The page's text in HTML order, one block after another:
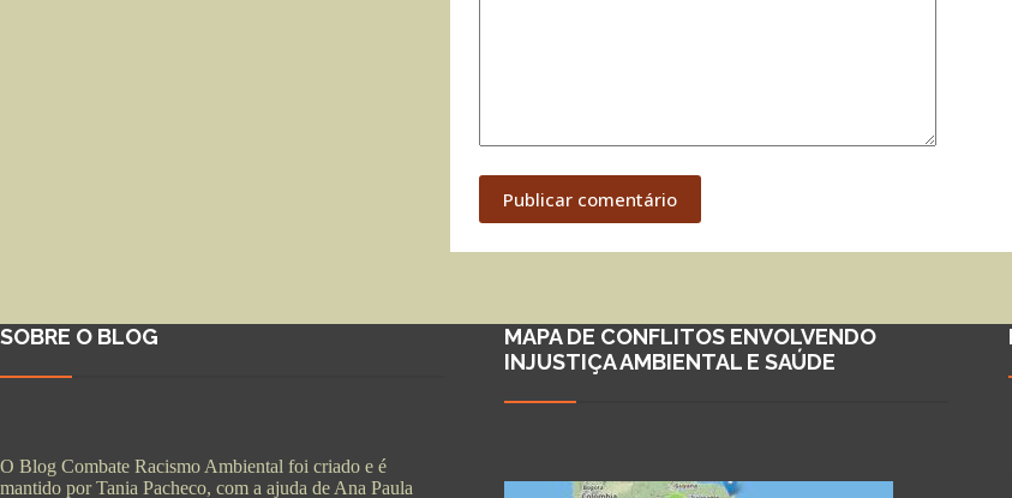
Publicar comentário
SOBRE O BLOG
O Blog Combate Racismo Ambiental foi criado e é
mantido por Tania Pacheco, com a ajuda de Ana Paula
MAPA DE CONFLITOS ENVOLVENDO
INJUSTIÇA AMBIENTAL E SAÚDE